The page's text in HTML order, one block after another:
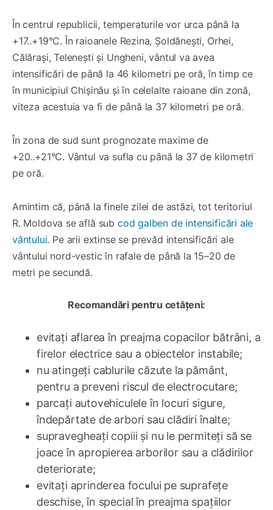
În centrul republicii, temperaturile vor urca până la
+17..+19°C. În raioanele Rezina, Șoldănești, Orhei,
Călărași, Telenești și Ungheni, vântul va avea
intensificări de până la 46 kilometri pe oră, în timp ce
în municipiul Chișinău și în celelalte raioane din zonă,
viteza acestuia va fi de până la 37 kilometri pe oră.
În zona de sud sunt prognozate maxime de
+20..+21°C. Vântul va sufla cu până la 37 de kilometri
pe oră.
Amintim că, până la finele zilei de astăzi, tot teritoriul
R. Moldova se află sub cod galben de intensificări ale
vântului. Pe arii extinse se prevăd intensificări ale
vântului nord-vestic în rafale de până la 15–20 de
metri pe secundă.
Recomandări pentru cetățeni:
evitați aflarea în preajma copacilor bătrâni, a
firelor electrice sau a obiectelor instabile;
nu atingeți cablurile căzute la pământ,
pentru a preveni riscul de electrocutare;
parcați autovehiculele în locuri sigure,
îndepărtate de arbori sau clădiri înalte;
supravegheați copiii și nu le permiteți să se
joace în apropierea arborilor sau a clădirilor
deteriorate;
evitați aprinderea focului pe suprafețe
deschise, în special în preajma spațiilor